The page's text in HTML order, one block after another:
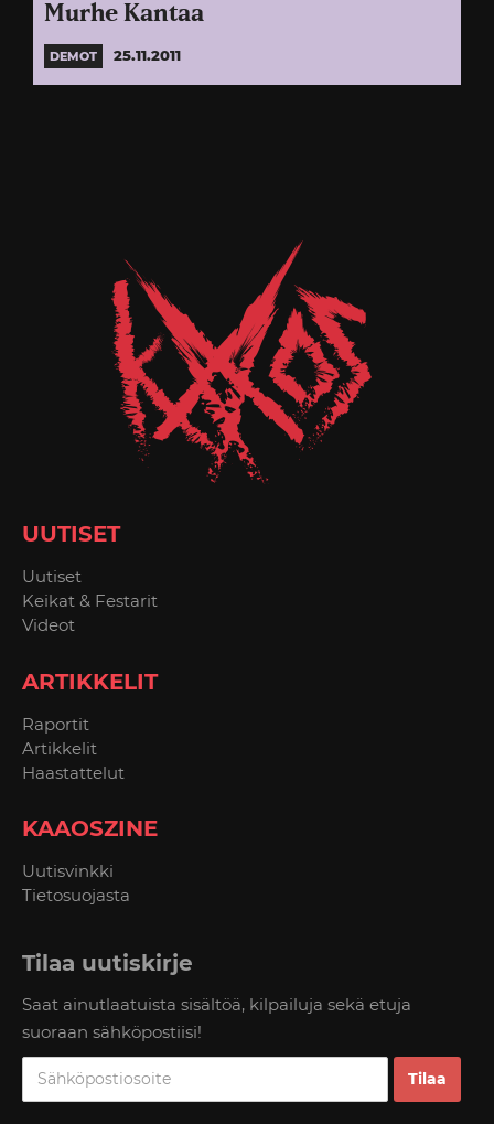
Murhe Kantaa
DEMOT 25.11.2011
UUTISET
Uutiset
Keikat & Festarit
Videot
ARTIKKELIT
Raportit
Artikkelit
Haastattelut
KAAOSZINE
Uutisvinkki
Tietosuojasta
Tilaa uutiskirje
Saat ainutlaatuista sisältöä, kilpailuja sekä etuja
suoraan sähköpostiisi!